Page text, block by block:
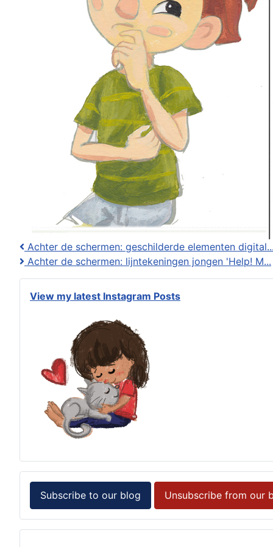
View my latest Instagram Posts
Subscribe to our blog Unsubscribe from our
Achter de schermen: geschilderde elementen
Achter de schermen: lijntekeningen jongen 'Help! M...